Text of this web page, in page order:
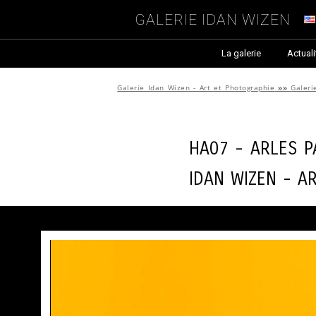
Galerie Idan Wizen
La galerie
Galerie Idan Wizen - Art et Photographie »»
HA07 - Arles
Idan Wizen -